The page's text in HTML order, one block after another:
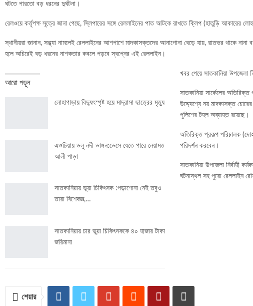
ঘটতে পারতো বড় ধরনের দুর্ঘটনা।
রেলওয়ে কর্তৃপক্ষ সূত্রে জানা গেছে, স্লিপারের সঙ্গে রেললাইনের পাত আটকে রাখতে ক্লিপ (হাতুড়ি আকারের
স্থানীয়রা জানান, সন্ধ্যা নামলেই রেললাইনের আশপাশে মাদকাসক্তদের আনাগোনা বেড়ে যায়, রাতভর থাকে
হলে অচিরেই বড় ধরনের নাশকতার কবলে পড়বে স্বপ্নের এই রেললাইন।
আরো পড়ুন
লোহাগাড়ায় বিদ্যুৎস্পৃষ্ট হয়ে মাদ্রাসা ছাত্রের মৃত্যু
এওচিয়ায় ডলু নদী ভাঙ্গন:ভেসে যেতে পারে নেয়ামত
আলী পাড়া
সাতকানিয়ায় ভূয়া চিকিৎসক :পড়াশোনা নেই তবুও
তারা বিশেষজ্ঞ,…
সাতকানিয়ায় চার ভুয়া চিকিৎসককে ৪০ হাজার টাকা
জরিমানা
খবর পেয়ে সাতকানিয়া উপজেলা
সাতকানিয়া সার্কেলের
উদ্দ্যেশ্যে নয় মাদকাসক্ত
পুলিশের টহল অব্যাহত রয়েছে।
অতিরিক্ত প্রকল্প পরিচালক
পরিদর্শন করবেন।
সাতকানিয়া উপজেলা নির্বাহী
ঘটনাস্থল সহ পুরো রেললাইন
শেয়ার